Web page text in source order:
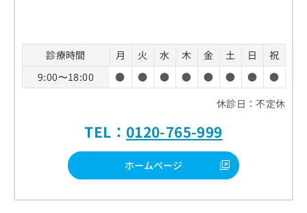
診療時間 月 火 水 木 金 土 日
祝
9:00〜18:00
● ● ● ● ● ● ●
●
休診日：不定休
TEL： 0120-765-999
ホームページ